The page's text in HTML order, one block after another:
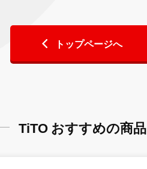
トップページへ
TiTO おすすめの商品